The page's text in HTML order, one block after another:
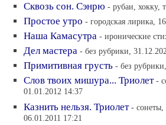
Сквозь сон. Сэнрю - рубаи, хокку,
Простое утро - городская лирика,
Наша Камасутра - иронические
Дел мастера - без рубрики,
Примитивная грусть - без
Слов твоих мишура... Триолет -
01.01.2012 14:37
Казнить нельзя. Триолет - сонеты,
06.01.2011 17:21